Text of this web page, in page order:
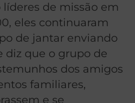
de missão em
eles continuaram
de jantar enviando
diz que o grupo de
dos amigos
familiares,
e se